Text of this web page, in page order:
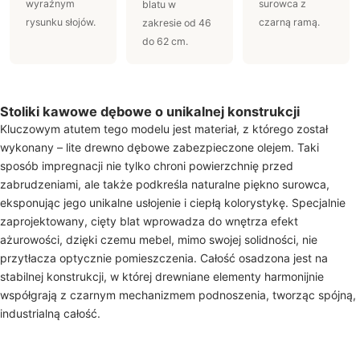
wyraźnym
rysunku słojów.
blatu w
zakresie od 46
do 62 cm.
surowca z
czarną ramą.
Stoliki kawowe dębowe o unikalnej konstrukcji
Kluczowym atutem tego modelu jest materiał, z którego został
wykonany – lite drewno dębowe zabezpieczone olejem. Taki
sposób impregnacji nie tylko chroni powierzchnię przed
zabrudzeniami, ale także podkreśla naturalne piękno surowca,
eksponując jego unikalne usłojenie i ciepłą kolorystykę. Specjalnie
zaprojektowany, cięty blat wprowadza do wnętrza efekt
ażurowości, dzięki czemu mebel, mimo swojej solidności, nie
przytłacza optycznie pomieszczenia. Całość osadzona jest na
stabilnej konstrukcji, w której drewniane elementy harmonijnie
współgrają z czarnym mechanizmem podnoszenia, tworząc spójną,
industrialną całość.